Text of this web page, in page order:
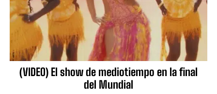
(VIDEO) El show de mediotiempo en la final
del Mundial